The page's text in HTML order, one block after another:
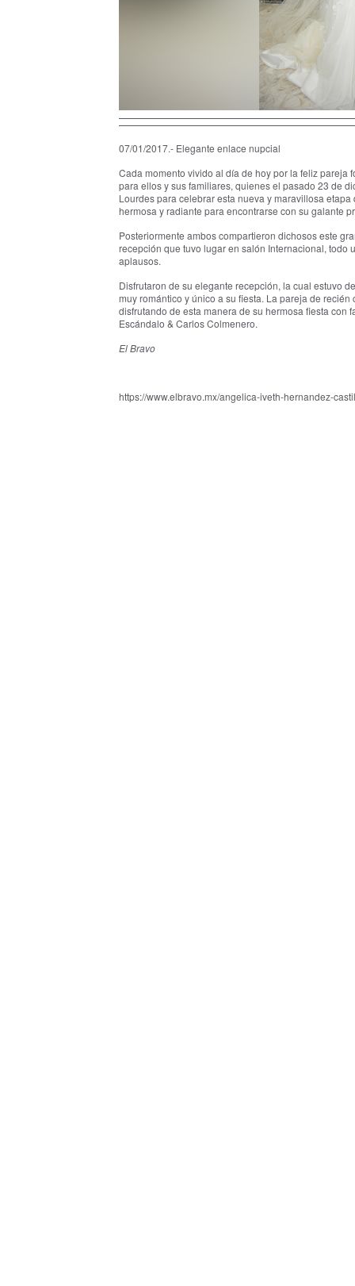
07/01/2017.- Elegante enlace nupcial
Cada momento vivido al día de hoy por la feliz
para ellos y sus familiares, quienes el pasado 23 de
Lourdes para celebrar esta nueva y maravillosa
hermosa y radiante para encontrarse con su galante
Posteriormente ambos compartieron dichosos este
recepción que tuvo lugar en salón Internacional,
aplausos.
Disfrutaron de su elegante recepción, la cual estuvo
muy romántico y único a su fiesta. La pareja de
disfrutando de esta manera de su hermosa fiesta con
Escándalo & Carlos Colmenero.
El Bravo
https://www.elbravo.mx/angelica-iveth-hernandez-